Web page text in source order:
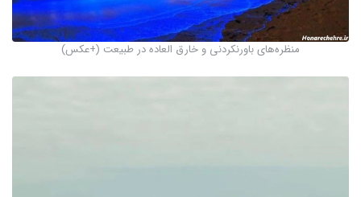
منظره‌های باورنکردنی و خارق العاده در طبیعت (+عکس)